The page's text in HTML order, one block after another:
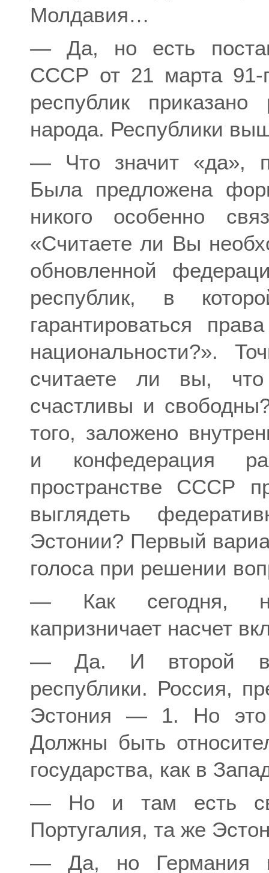
Молдавия…
— Да, но есть
СССР от 21 марта 91-
республик приказано
народа. Республики
— Что значит «да»,
Была предложена
никого особенно
«Считаете ли Вы
обновленной
республик, в
гарантироваться
национальности?».
считаете ли вы,
счастливы и
того, заложено
и конфедерация
пространстве СССР
выглядеть
Эстонии? Первый
голоса при решении
— Как сегодня,
капризничает насчет
— Да. И второй
республики. Россия,
Эстония — 1. Но это
Должны быть
государства, как в
— Но и там есть
Португалия, та же
— Да, но Германия